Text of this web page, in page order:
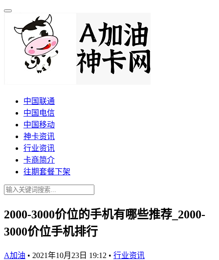
中国联通
中国电信
中国移动
神卡资讯
行业资讯
卡商简介
往期套餐下架
2000-3000价位的手机有哪些推荐_2000-
3000价位手机排行
A加油 • 2021年10月23日 19:12 • 行业资讯